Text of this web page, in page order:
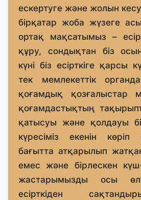
ескертуге және жолын
бірқатар жоба жүзеге
ортақ мақсатымыз –
құру, сондықтан біз
күні біз есірткіге қарсы
тек мемлекеттік
қоғамдық қозғалыстар
қоғамдастықтың
қатысуы және қолдауы
күресіміз екенін
бағытта атқарылып
емес және бірлескен
жастарымызды осы
есірткіден